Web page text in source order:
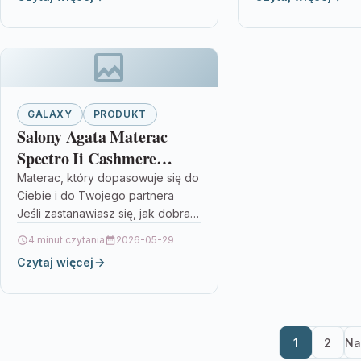
GALAXY PRODUKT
Salony Agata Materac
Spectro Ii Cashmere
90X200
Materac, który dopasowuje się do
Ciebie i do Twojego partnera
Jeśli zastanawiasz się, jak dobrać
do własnych preferencji, model
Salony Agata…
4 minut czytania 2026-05-29
Czytaj więcej
1 2